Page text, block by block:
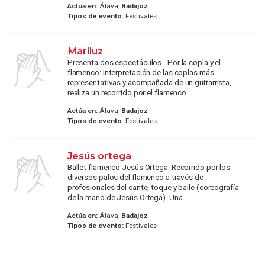
Actúa en:Álava, Badajoz
Tipos de evento:Festivales
Mariluz
Presenta dos espectáculos. -Por la copla y el
flamenco: Interpretación de las coplas más
representativas y acompañada de un guitarrista,
realiza un recorrido por el flamenco. ...
Actúa en:Álava, Badajoz
Tipos de evento:Festivales
Jesús ortega
Ballet flamenco Jesús Ortega. Recorrido por los
diversos palos del flamenco a través de
profesionales del cante, toque y baile (coreografía
de la mano de Jesús Ortega). Una ...
Actúa en:Álava, Badajoz
Tipos de evento:Festivales